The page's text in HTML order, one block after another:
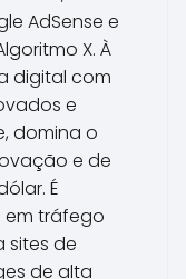
AdSense e
X. À
digital com
e
domina o
e de
É
em tráfego
sites de
de alta